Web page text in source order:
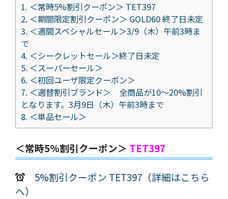
1. ＜常時5%割引クーポン＞ TET397
2. ＜期間限定割引クーポン＞ GOLD60 終了日未定
3. ＜週間スペシャルセール＞3/9（木）午前3時ま
で
4. ＜シークレットセール＞終了日未定
5. ＜スーパーセール＞
6. ＜初回ユーザ限定クーポン＞
7. ＜週替割引ブランド＞ 全商品が10～20%割引
となります。3月9日（木）午前3時まで
8. ＜単品セール＞
＜常時5%割引クーポン＞ TET397
5%割引クーポン TET397 （詳細はこちら
へ）